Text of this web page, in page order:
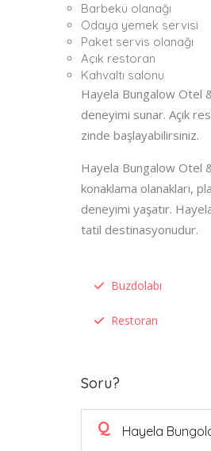
Barbekü olanağı
Odaya yemek servisi
Paket servis olanağı
Açık restoran
Kahvaltı salonu
Hayela Bungalow Otel
deneyimi sunar. Açık
zinde başlayabilirsiniz.
Hayela Bungalow Otel
konaklama olanakları,
deneyimi yaşatır.
tatil destinasyonudur.
Buzdolabı
Restoran
Soru?
Q Hayela